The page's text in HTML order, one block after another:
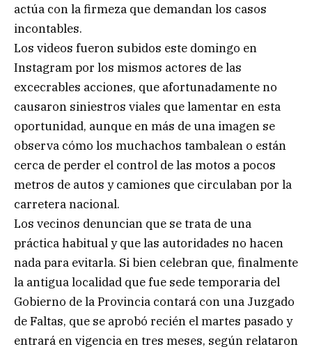
actúa con la firmeza que demandan los casos
incontables.
Los videos fueron subidos este domingo en
Instagram por los mismos actores de las
excecrables acciones, que afortunadamente no
causaron siniestros viales que lamentar en esta
oportunidad, aunque en más de una imagen se
observa cómo los muchachos tambalean o están
cerca de perder el control de las motos a pocos
metros de autos y camiones que circulaban por la
carretera nacional.
Los vecinos denuncian que se trata de una
práctica habitual y que las autoridades no hacen
nada para evitarla. Si bien celebran que, finalmente
la antigua localidad que fue sede temporaria del
Gobierno de la Provincia contará con una Juzgado
de Faltas, que se aprobó recién el martes pasado y
entrará en vigencia en tres meses, según relataron